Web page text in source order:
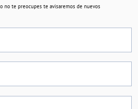
no te preocupes te avisaremos de nuevos